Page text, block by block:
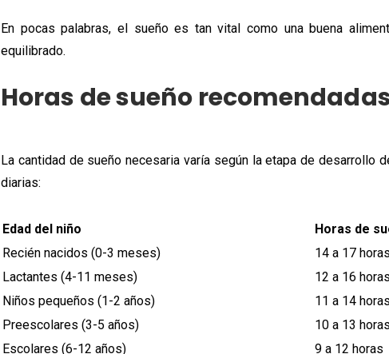
En pocas palabras, el sueño es tan vital como una buena
equilibrado.
Horas de sueño
La cantidad de sueño necesaria varía según la etapa de desarrollo
diarias:
Edad del niño
Horas de
Recién nacidos (0-3 meses)
14 a 17 horas
Lactantes (4-11 meses)
12 a 16
Niños pequeños (1-2 años)
11 a 14 horas
Preescolares (3-5 años)
10 a 13 horas
Escolares (6-12 años)
9 a 12 horas